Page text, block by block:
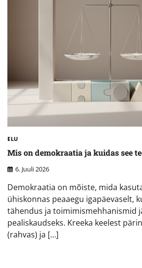
ELU
Mis on demokraatia ja kuidas see
6. Juuli 2026
Demokraatia on mõiste, mida
ühiskonnas peaaegu igapäevaselt,
tähendus ja toimimismehhanismid
pealiskaudseks. Kreeka keelest
(rahvas) ja […]